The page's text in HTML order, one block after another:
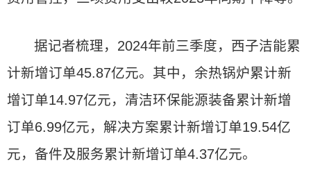
据记者梳理，2024年前三季度，西子洁能累
计新增订单45.87亿元。其中，余热锅炉累计新
增订单14.97亿元，清洁环保能源装备累计新增
订单6.99亿元，解决方案累计新增订单19.54亿
元，备件及服务累计新增订单4.37亿元。